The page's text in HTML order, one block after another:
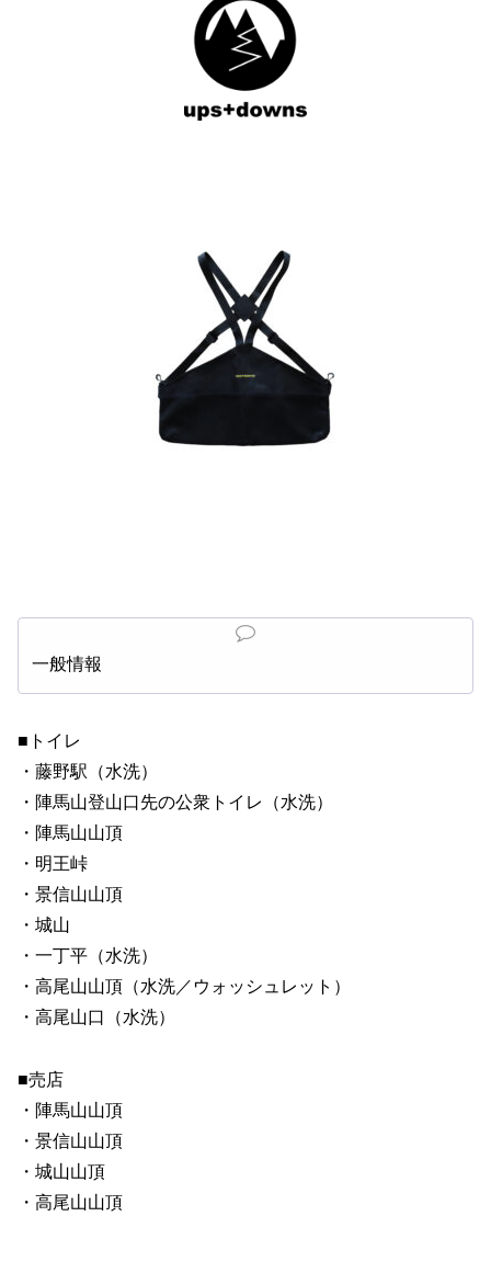
一般情報
■トイレ
・藤野駅（水洗）
・陣馬山登山口先の公衆トイレ（水洗）
・陣馬山山頂
・明王峠
・景信山山頂
・城山
・一丁平（水洗）
・高尾山山頂（水洗／ウォッシュレット）
・高尾山口（水洗）
■売店
・陣馬山山頂
・景信山山頂
・城山山頂
・高尾山山頂